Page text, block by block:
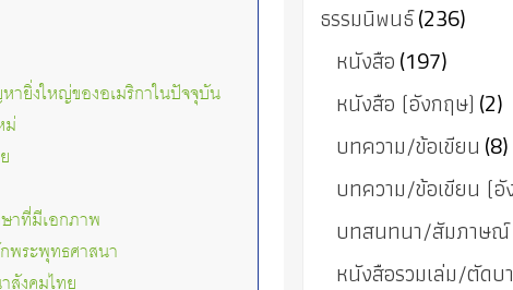
ายิ่งใหญ่ของอเมริกาในปัจจุบัน
ม่
าที่มีเอกภาพ
พระพุทธศาสนา
สังคมไทย
ธรรมนิพนธ์(236)
หนังสือ(197)
หนังสือ (อังกฤษ) (2)
บทความ/ข้อเขียน (8)
บทความ/ข้อเขียน (อั
บทสนทนา/สัมภาษณ์
หนังสือรวมเล่ม/ตัดบ